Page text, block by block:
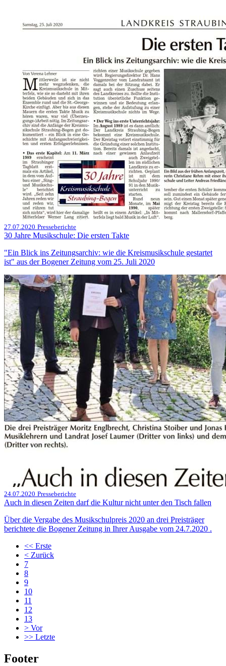
27.07.2020 Presseberichte
30 Jahre Musikschule: Die ersten Takte
"Ein Blick ins Zeitungsarchiv: wie die Kreismusikschule gestartet
ist" aus der Bogener Zeitung vom 25. Juli 2020
24.07.2020 Presseberichte
Auch in diesen Zeiten darf die Kultur nicht unter den Tisch fallen
Über die Vergabe des Musikschulpreis 2020 an drei Preisträger
berichtete die Bogener Zeitung in Ihrer Ausgabe vom 24.7.2020 .
<< Erste
< Zurück
7
8
9
10
11
12
13
> Vor
>> Letzte
Footer